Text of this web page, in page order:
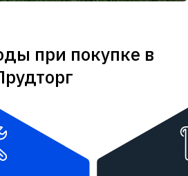
при покупке в